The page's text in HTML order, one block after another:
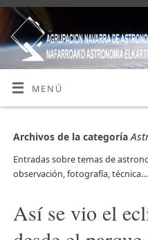
MENÚ
Archivos de la categoría
Entradas sobre temas de
observación, fotografía, técnica…
Así se vio el